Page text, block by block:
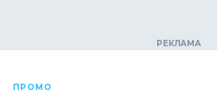
ПРОМО